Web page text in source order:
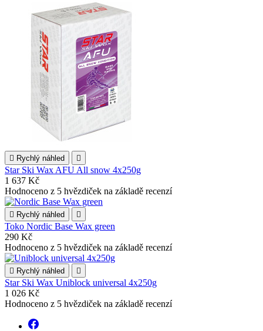
 Rychlý náhled 
Star Ski Wax AFU All snow 4x250g
1 637 Kč
Hodnoceno z 5 hvězdiček na základě recenzí
 Rychlý náhled 
Toko Nordic Base Wax green
290 Kč
Hodnoceno z 5 hvězdiček na základě recenzí
 Rychlý náhled 
Star Ski Wax Uniblock universal 4x250g
1 026 Kč
Hodnoceno z 5 hvězdiček na základě recenzí